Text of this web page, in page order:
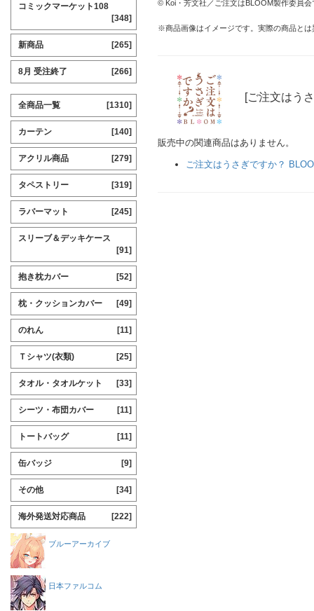
© Koi・芳文社／ご注文はBLOOM製作委員会
※商品画像はイメージです。実際の商品と
[ご注文はう
販売中の関連商品はありません。
ご注文はうさぎですか？
コミックマーケット108
[348]
新商品 [265]
8月 受注終了 [266]
全商品一覧 [1310]
カーテン [140]
アクリル商品 [279]
タペストリー [319]
ラバーマット [245]
スリーブ＆デッキケース
[91]
抱き枕カバー [52]
枕・クッションカバー [49]
のれん [11]
Ｔシャツ(衣類) [25]
タオル・タオルケット [33]
シーツ・布団カバー [11]
トートバッグ [11]
缶バッジ [9]
その他 [34]
海外発送対応商品 [222]
ブルーアーカイブ
日本ファルコム